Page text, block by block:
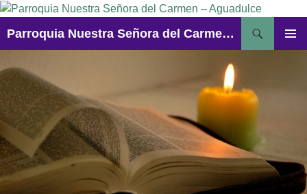
Saltar
contenido
Parroquia Nuestra Señora del Carmen – Aguadulce